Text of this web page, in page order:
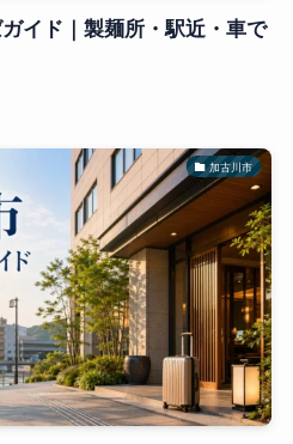
イド｜製麺所・駅近・車で
加古川市